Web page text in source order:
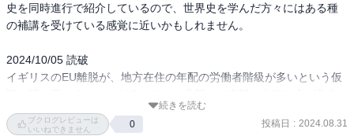
史を同時進行で紹介しているので、世界史を学んだ方々にはある種
の補講を受けている感覚に近いかもしれません。
2024/10/05 読破
イギリスのEU離脱が、地方在住の年配の労働者階級が多いという仮
する辺り、北部の産業構造の転換が進んでいないように読み取れま
した。実態は存じ上げませんが、改めて面白い一冊でした。ありが
続きを読む
ブクログレビューは
いいねできません
0 投稿日 : 2024.08.31